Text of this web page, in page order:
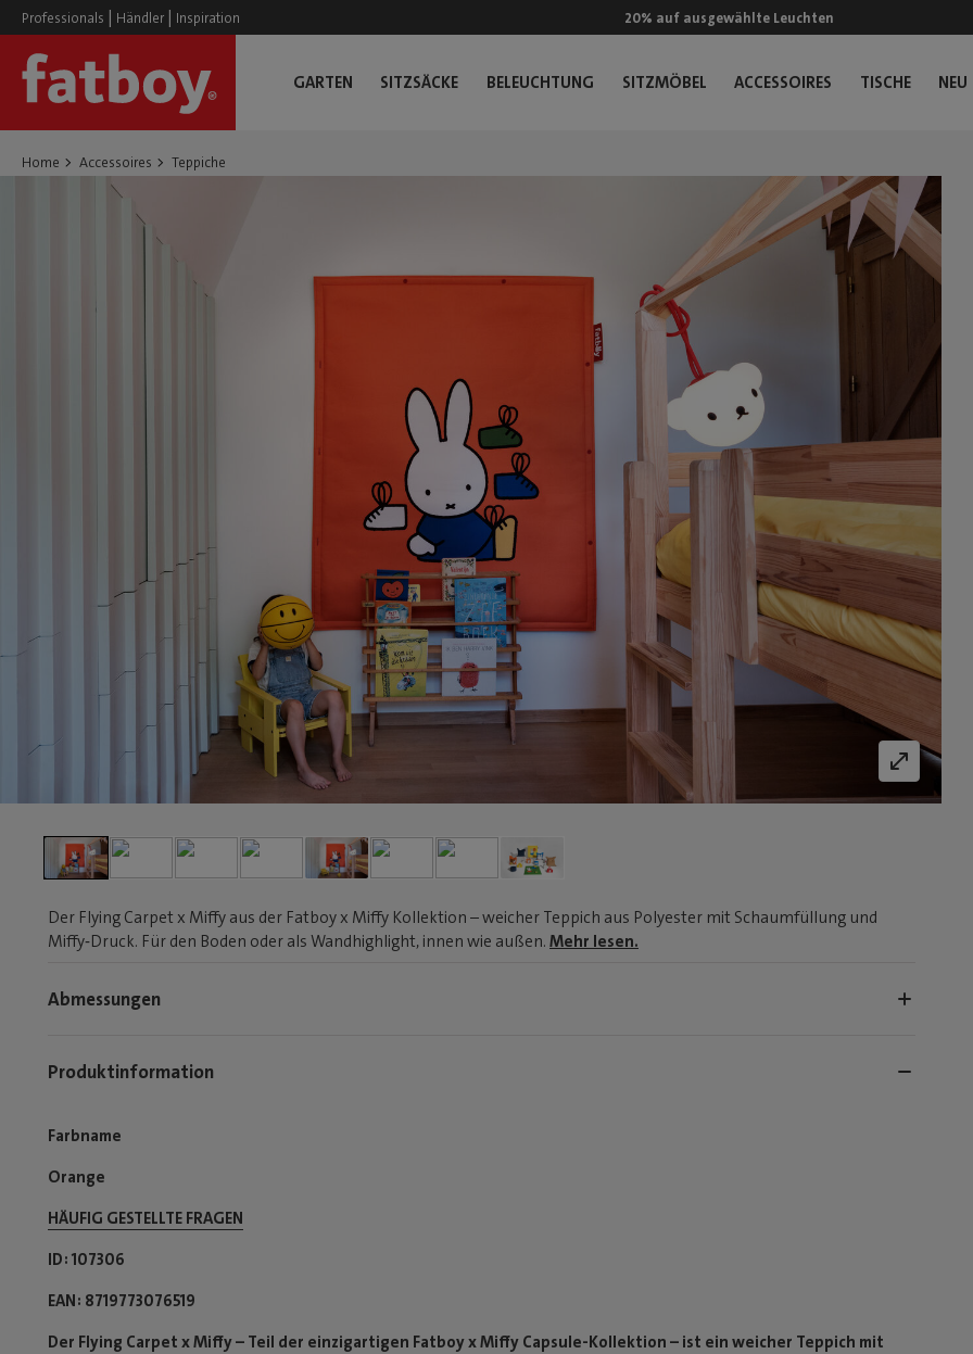
Professionals | Händler | Inspiration 20% auf ausgewählte Leuchten
GARTEN SITZSÄCKE BELEUCHTUNG SITZMÖBEL ACCESSOIRES TISCHE NEU
Home Accessoires Teppiche
Der Flying Carpet x Miffy aus der Fatboy x Miffy Kollektion – weicher Teppich aus Polyester mit Schaumfüllung und
Miffy‑Druck. Für den Boden oder als Wandhighlight, innen wie außen. Mehr lesen.
Abmessungen
Produktinformation
Farbname
Orange
HÄUFIG GESTELLTE FRAGEN
ID 107306
EAN 8719773076519
Der Flying Carpet x Miffy – Teil der einzigartigen Fatboy x Miffy Capsule-Kollektion – ist ein weicher Teppich mit